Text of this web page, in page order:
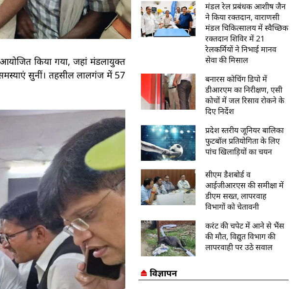
किया गया, जहां मंडलायुक्त
सुनीं। तहसील लालगंज में 57
मंडल रेल प्रबंधक आशीष जैन
ने किया रक्तदान, वाराणसी
मंडल चिकित्सालय में स्वैच्छिक
रक्तदान शिविर में 21
रेलकर्मियों ने निभाई मानव
सेवा की मिसाल
बनारस कोचिंग डिपो में
डीआरएम का निरीक्षण, एसी
कोचों में जल रिसाव रोकने के
दिए निर्देश
प्रदेश स्तरीय जूनियर बालिका
फुटबॉल प्रतियोगिता के लिए
पांच खिलाड़ियों का चयन
सीएम डैशबोर्ड व
आईजीआरएस की समीक्षा में
डीएम सख्त, लापरवाह
विभागों को चेतावनी
करंट की चपेट में आने से भैंस
की मौत, विद्युत विभाग की
लापरवाही पर उठे सवाल
विज्ञापन